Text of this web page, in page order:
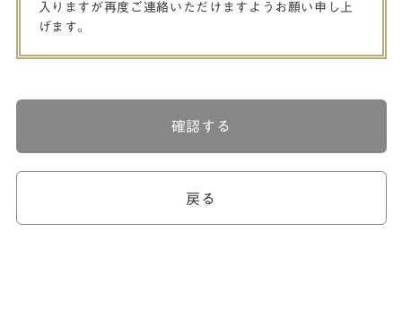
入りますが再度ご連絡いただけますようお願い申し上
げます。
戻る
確認する